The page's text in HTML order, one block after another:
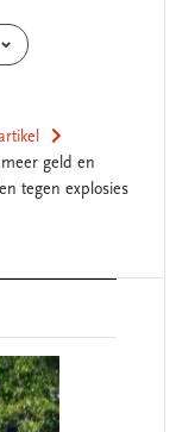
geld en
tegen explosies